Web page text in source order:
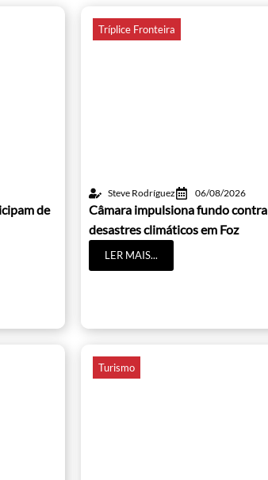
de
Tríplice Fronteira
Steve Rodríguez 06/08/2026
Câmara impulsiona fundo contra
desastres climáticos em Foz
LER MAIS...
Turismo